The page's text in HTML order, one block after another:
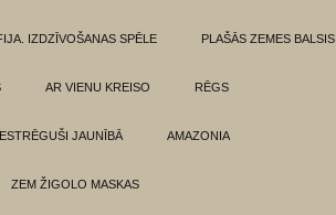
IZDZĪVOŠANAS SPĒLE PLAŠĀS ZEMES BALSIS
AR VIENU KREISO RĒGS
JAUNĪBĀ AMAZONIA
ZEM ŽIGOLO MASKAS